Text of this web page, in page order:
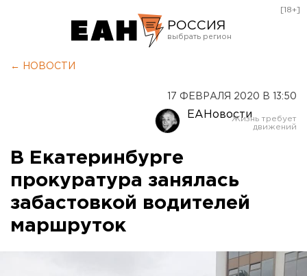
РОССИЯ
Оренбург
[18+]
← НОВОСТИ
17 ФЕВРАЛЯ 2020 В 13:50
ЕАНовости
В Екатеринбурге
прокуратура занялась
забастовкой водителей
маршруток